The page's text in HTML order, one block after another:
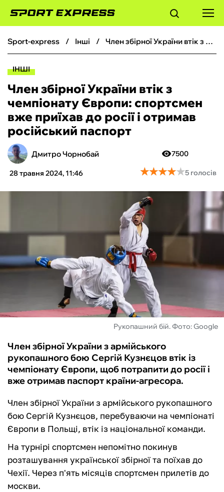
ФУТБОЛ
БОКС
ХОКЕЙ
ТЕНІС
КІБЕРСПОРТ
ІНШІ
БУКМЕКЕРИ
sport-express інші Член збірної України втік з чемпіонату Європи: спортсмен вже приїхав до росії і отримав російський паспорт
ІНШІ
Член збірної України втік з
чемпіонату Європи: спортсмен
вже приїхав до росії і отримав
російський паспорт
Дмитро Чорнобай
28 травня 2024, 11:46
7500
★★★★★
★★★★★5 голосів
Рукопашний бій. Фото: Google
Член збірної України з армійського
рукопашного бою Сергій Кузнєцов втік із
чемпіонату Європи, щоб потрапити до росії і
вже отримав паспорт країни-агресора.
Член збірної України з армійського рукопашного
бою Сергій Кузнєцов, перебуваючи на чемпіонаті
Європи в Польщі, втік із національної команди.
На турнірі спортсмен непомітно покинув
розташування української збірної та поїхав до
Чехії. Через п'ять місяців спортсмен прилетів до
москви.